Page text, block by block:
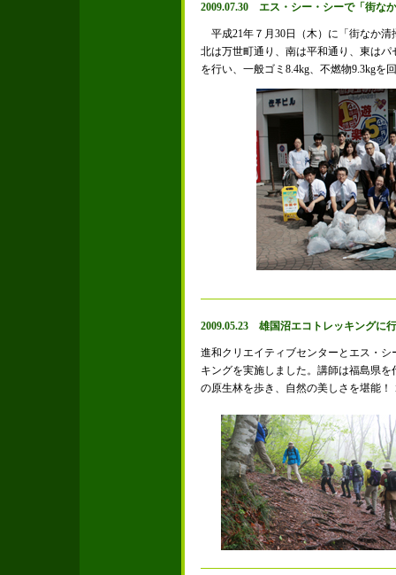
2009.07.30 エス・シー・シーで「街な
平成21年７月30日（木）に「街なか
北は万世町通り、南は平和通り、東は
を行い、一般ゴミ8.4kg、不燃物9.3kgを
2009.05.23 雄国沼エコトレッキングに
進和クリエイティブセンターとエス・
キングを実施しました。講師は福島県
の原生林を歩き、自然の美しさを堪能